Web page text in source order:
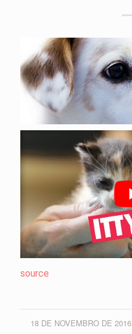
source
18 DE NOVEMBRO DE 2016
/